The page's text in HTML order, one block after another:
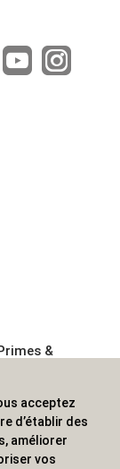
&
&
acceptez
d’établir des
améliorer
vos